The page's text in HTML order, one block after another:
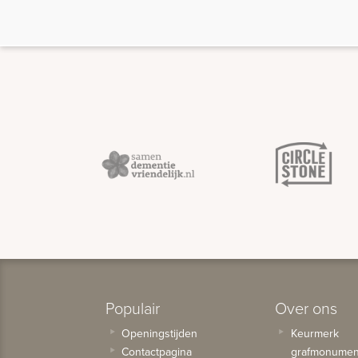
Populair
Openingstijden
Contactpagina
Over ons
Keurmerk